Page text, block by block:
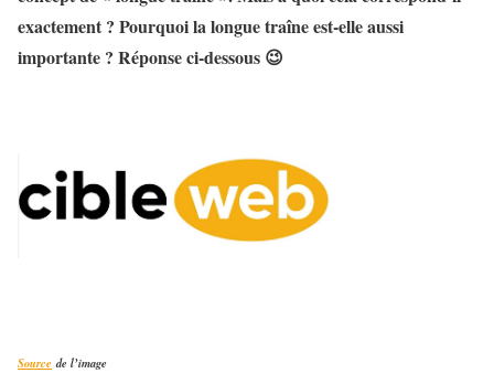
exactement ? Pourquoi la longue traîne est-elle aussi
importante ? Réponse ci-dessous 😉
Source de l’image